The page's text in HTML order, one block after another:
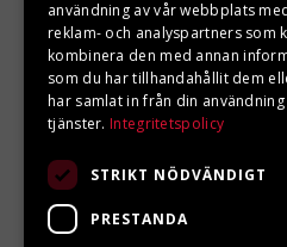
Din BRP återförsäljare i
användning av vår webbplats
reklam- och analyspartners som
kombinera den med annan
som du har tillhandahållit dem
har samlat in från din
tjänster. Integritetspolicy
STRIKT NÖDVÄNDIGT
PRESTANDA